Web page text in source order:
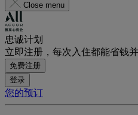
Close menu
忠诚计划
立即注册，每次入住都能省钱
免费注册
登录
您的预订